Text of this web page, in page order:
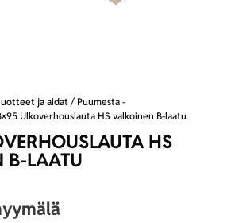
ja aidat / Puumesta -
Ulkoverhouslauta HS valkoinen B-laatu
HS
B-LAATU